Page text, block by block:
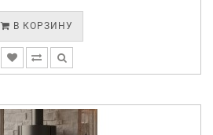
В КОРЗИНУ